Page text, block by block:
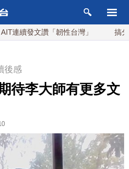
文讚「韌性台灣」 搞分化？美
後感
待李大師有更多文